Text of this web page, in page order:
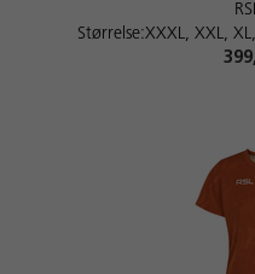
Størrelse:XXXL, XXL,